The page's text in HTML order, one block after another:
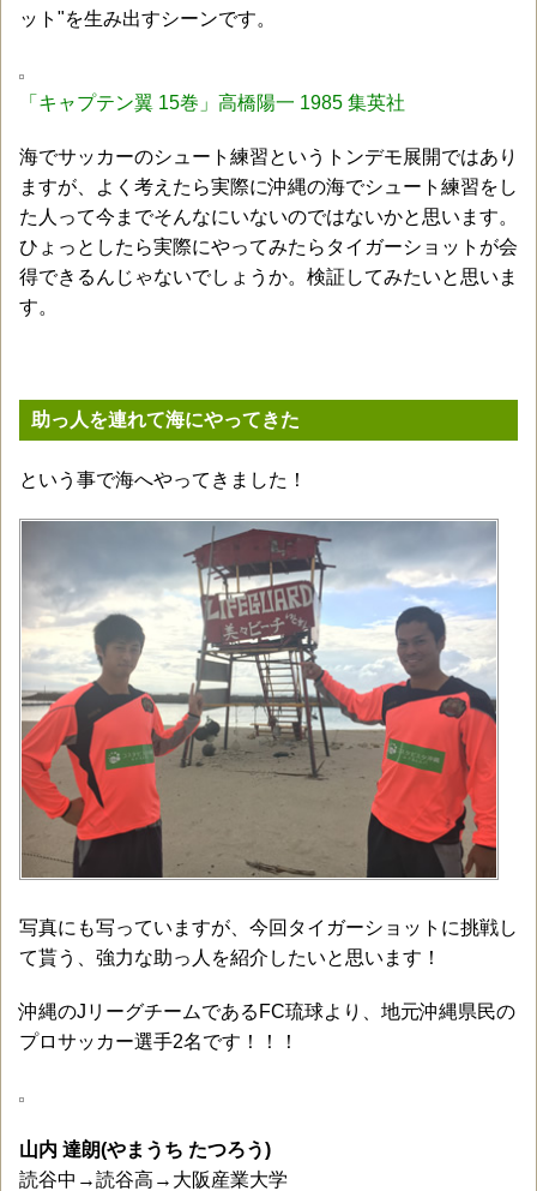
ット"を生み出すシーンです。
「キャプテン翼 15巻」高橋陽一 1985 集英社
海でサッカーのシュート練習というトンデモ展開ではあり
ますが、よく考えたら実際に沖縄の海でシュート練習をし
た人って今までそんなにいないのではないかと思います。
ひょっとしたら実際にやってみたらタイガーショットが会
得できるんじゃないでしょうか。検証してみたいと思いま
す。
助っ人を連れて海にやってきた
という事で海へやってきました！
写真にも写っていますが、今回タイガーショットに挑戦し
て貰う、強力な助っ人を紹介したいと思います！
沖縄のJリーグチームであるFC琉球より、地元沖縄県民の
プロサッカー選手2名です！！！
山内 達朗(やまうち たつろう)
読谷中→読谷高→大阪産業大学